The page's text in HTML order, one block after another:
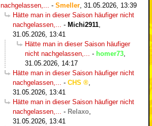
nachgelassen,...
- Smeller 31.05.2026, 13:39
Hätte man in dieser Saison häufiger nicht
nachgelassen,...
- Michi2911
31.05.2026, 13:41
Hätte man in dieser Saison häufiger
nicht nachgelassen,...
- homer73
31.05.2026, 14:17
Hätte man in dieser Saison häufiger nicht
nachgelassen,...
- CHS
31.05.2026, 13:41
Hätte man in dieser Saison häufiger nicht
nachgelassen,...
- Relaxo
31.05.2026, 13:41